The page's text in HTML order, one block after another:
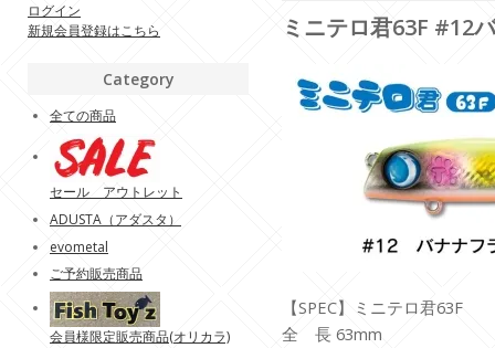
ミニテロ君63F #12
【SPEC】ミニテロ君63F
全 長 63mm
ログイン
新規会員登録はこちら
Category
全ての商品
セール アウトレット
ADUSTA（アダスタ）
evometal
ご予約販売商品
会員様限定販売商品(オリカラ)